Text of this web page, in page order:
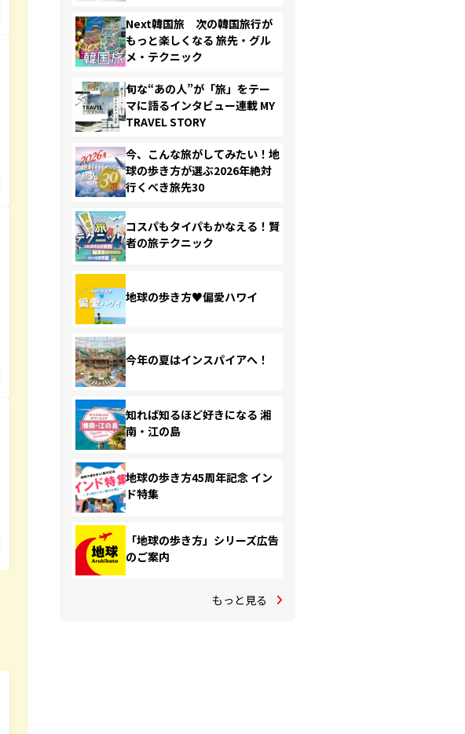
Next韓国旅 次の韓国旅行が
もっと楽しくなる 旅先・グル
メ・テクニック
旬な“あの人”が「旅」をテー
マに語るインタビュー連載 MY
TRAVEL STORY
今、こんな旅がしてみたい！地
球の歩き方が選ぶ2026年絶対
行くべき旅先30
コスパもタイパもかなえる！賢
者の旅テクニック
地球の歩き方♥偏愛ハワイ
今年の夏はインスパイアへ！
知れば知るほど好きになる 湘
南・江の島
地球の歩き方45周年記念 イン
ド特集
「地球の歩き方」シリーズ広告
のご案内
もっと見る